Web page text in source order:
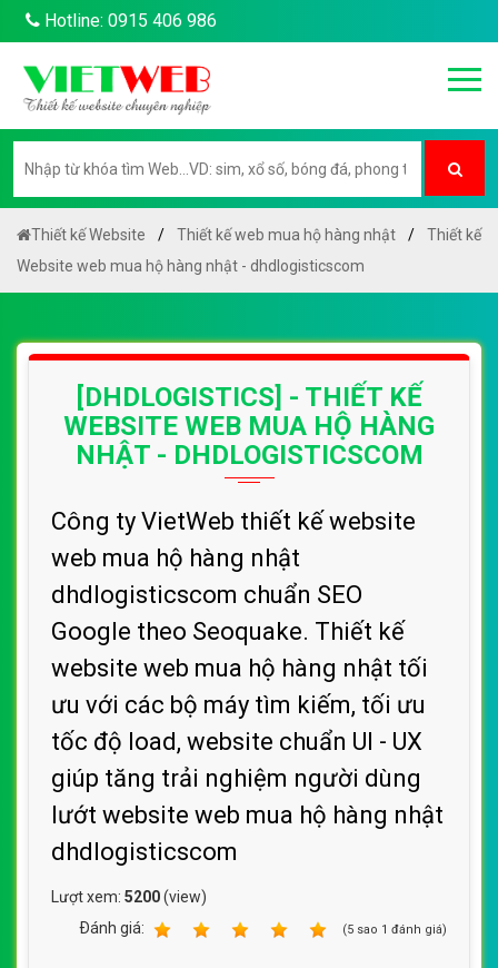
Hotline: 0915 406 986
Thiết kế Website Thiết kế web mua hộ hàng nhật
Thiết kế
Website web mua hộ hàng nhật - dhdlogisticscom
[DHDLOGISTICS] - THIẾT KẾ
WEBSITE WEB MUA HỘ HÀNG
NHẬT - DHDLOGISTICSCOM
Công ty VietWeb thiết kế website
web mua hộ hàng nhật
dhdlogisticscom chuẩn SEO
Google theo Seoquake. Thiết kế
website web mua hộ hàng nhật tối
ưu với các bộ máy tìm kiếm, tối ưu
tốc độ load, website chuẩn UI - UX
giúp tăng trải nghiệm người dùng
lướt website web mua hộ hàng nhật
dhdlogisticscom
Lượt xem: 5200(view)
Ðánh giá:
(5 sao 1 đánh giá)